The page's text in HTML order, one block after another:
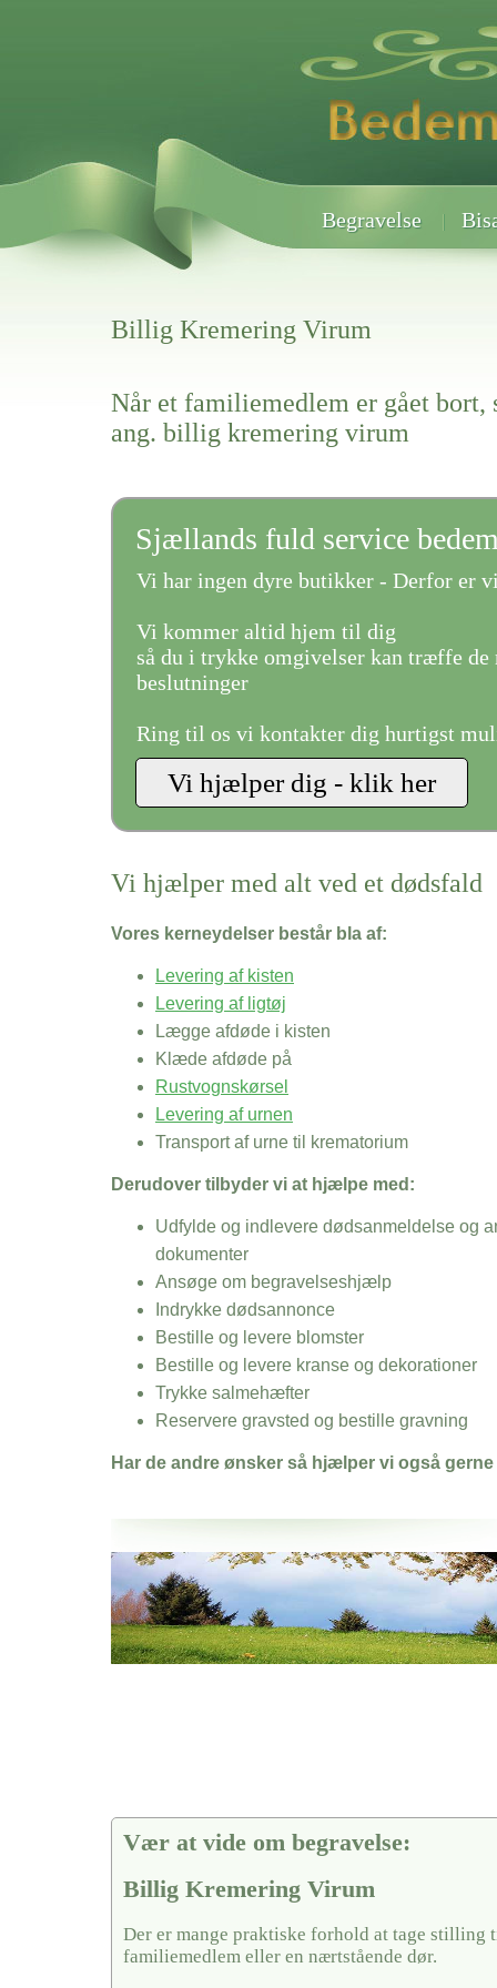
Begravelse
Billig Kremering Virum
Når et familiemedlem er gået bort,
ang. billig kremering virum
Sjællands fuld service
Vi har ingen dyre butikker - Derfor er
Vi kommer altid hjem til dig
så du i trykke omgivelser kan træffe de
beslutninger
Ring til os vi kontakter dig hurtigst
Vi hjælper med alt ved et dødsfald
Vores kerneydelser består bla af:
Levering af kisten
Levering af ligtøj
Lægge afdøde i kisten
Klæde afdøde på
Rustvognskørsel
Levering af urnen
Transport af urne til krematorium
Derudover tilbyder vi at hjælpe med:
Udfylde og indlevere dødsanmeldelse og
dokumenter
Ansøge om begravelseshjælp
Indrykke dødsannonce
Bestille og levere blomster
Bestille og levere kranse og dekorationer
Trykke salmehæfter
Reservere gravsted og bestille gravning
Har de andre ønsker så hjælper vi også gerne
Her hos os får du altid en god afslutning når det gælder
Billig Kremering Virum
vi hjælper i alle faser af begravelsel
Vær at vide om begravelse:
Billig Kremering Virum
Der er mange praktiske forhold at tage stilling
familiemedlem eller en nærtstående dør.